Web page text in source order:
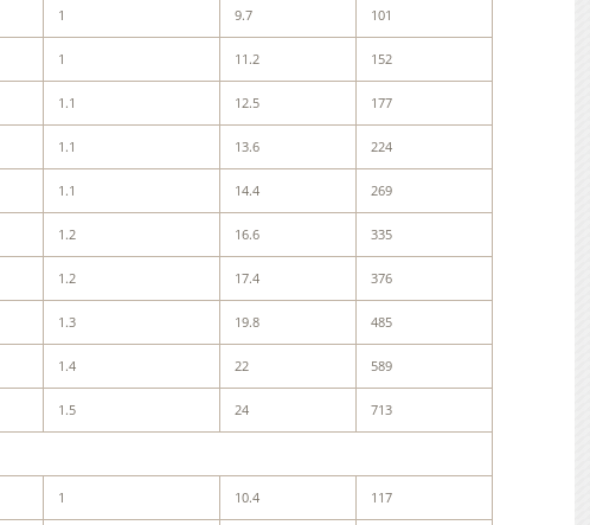
1 9.7 101
1 11.2 152
1.1 12.5 177
1.1 13.6 224
1.1 14.4 269
1.2 16.6 335
1.2 17.4 376
1.3 19.8 485
1.4 22 589
1.5 24 713
1 10.4 117